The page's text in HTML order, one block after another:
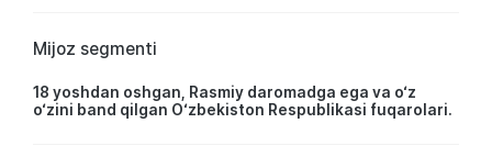
Mijoz segmenti
18 yoshdan oshgan, Rasmiy daromadga ega va o‘z
o‘zini band qilgan O‘zbekiston Respublikasi fuqarolari.